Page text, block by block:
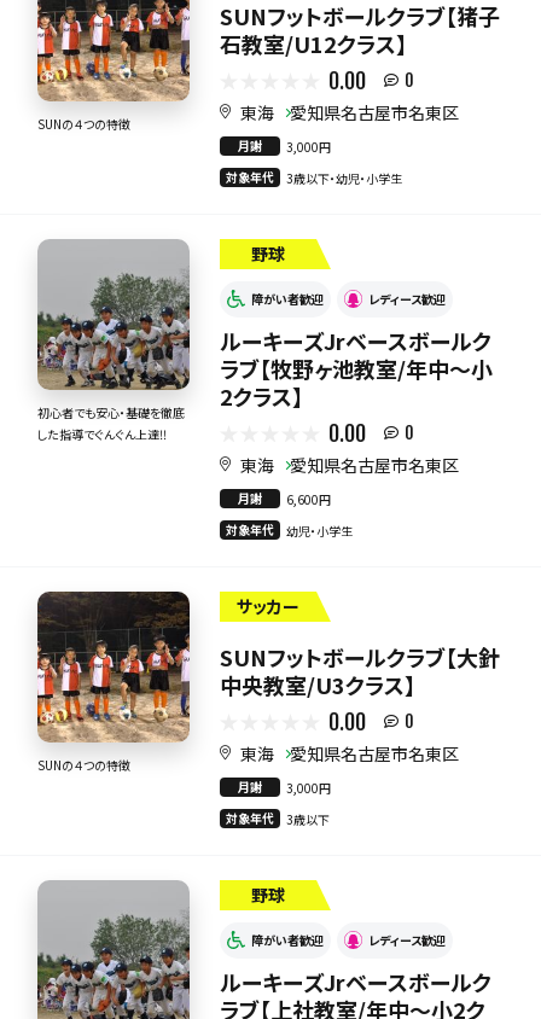
SUNの４つの特徴
SUNフットボールクラブ【猪子
石教室/U12クラス】
0.00 0
東海 愛知県名古屋市名東区
月謝
3,000円
対象年代
3歳以下・幼児・小学生
初心者でも安心・基礎を徹底
した指導でぐんぐん上達‼
野球
障がい者歓迎 レディース歓迎
ルーキーズJrベースボールク
ラブ【牧野ヶ池教室/年中～小
2クラス】
0.00 0
東海 愛知県名古屋市名東区
月謝
6,600円
対象年代
幼児・小学生
SUNの４つの特徴
サッカー
SUNフットボールクラブ【大針
中央教室/U3クラス】
0.00 0
東海 愛知県名古屋市名東区
月謝
3,000円
対象年代
3歳以下
野球
障がい者歓迎 レディース歓迎
ルーキーズJrベースボールク
ラブ【上社教室/年中～小2ク